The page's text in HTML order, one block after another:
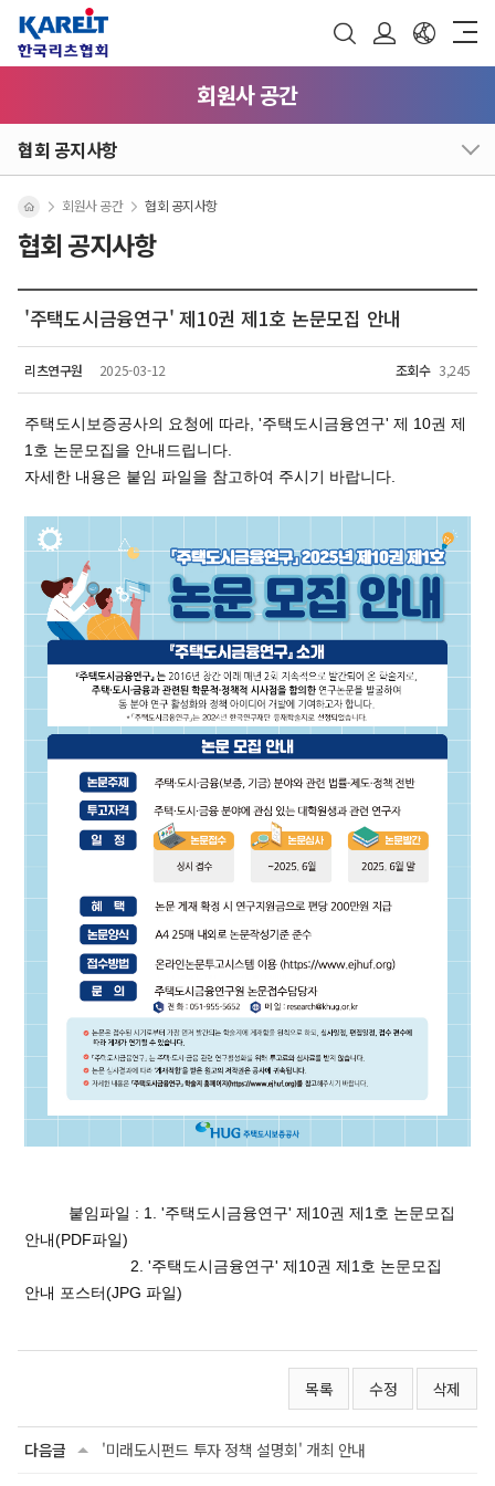
회원사 공간
협회 공지사항
협회 공지사항
회원사 공간 협회 공지사항
'주택도시금융연구' 제10권 제1호 논문모집 안내
리츠연구원 2025-03-12 조회수 3,245
주택도시보증공사의 요청에 따라, '주택도시금융연구' 제 10권 제
1호 논문모집을 안내드립니다.
자세한 내용은 붙임 파일을 참고하여 주시기 바랍니다.
붙임파일 : 1. '주택도시금융연구' 제10권 제1호 논문모집
안내(PDF파일)
2. '주택도시금융연구' 제10권 제1호 논문모집
안내 포스터(JPG 파일)
목록 수정 삭제
다음글 '미래도시펀드 투자 정책 설명회' 개최 안내